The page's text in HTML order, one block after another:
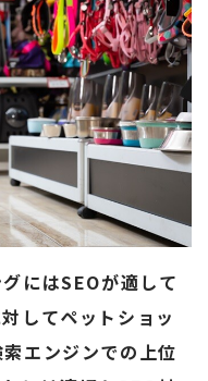
にはSEOが適して
してペットショッ
エンジンでの上位